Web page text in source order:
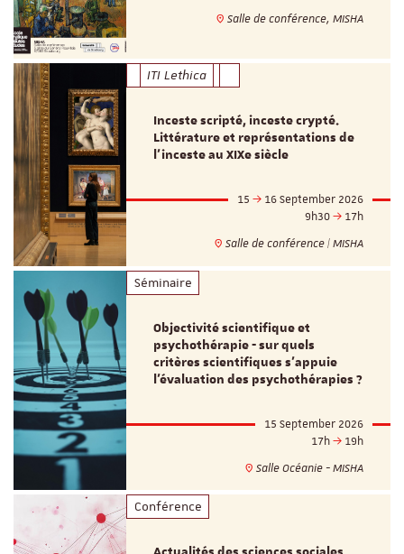
Salle de conférence, MISHA
ITI Lethica
Inceste scripté, inceste crypté.
Littérature et représentations de
l’inceste au XIXe siècle
15
16 September 2026
9h30
17h
Salle de conférence | MISHA
Séminaire
Objectivité scientifique et
psychothérapie - sur quels
critères scientifiques s'appuie
l'évaluation des psychothérapies ?
15 September 2026
17h
19h
Salle Océanie - MISHA
Conférence